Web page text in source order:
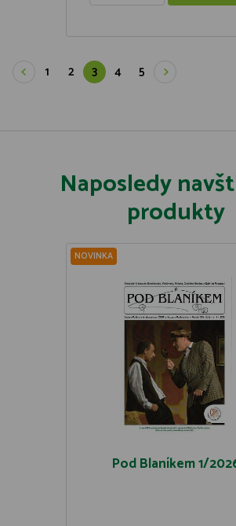
1 2 3 4 5
Naposledy
produkty
NOVINKA
Pod Blaníkem 1/